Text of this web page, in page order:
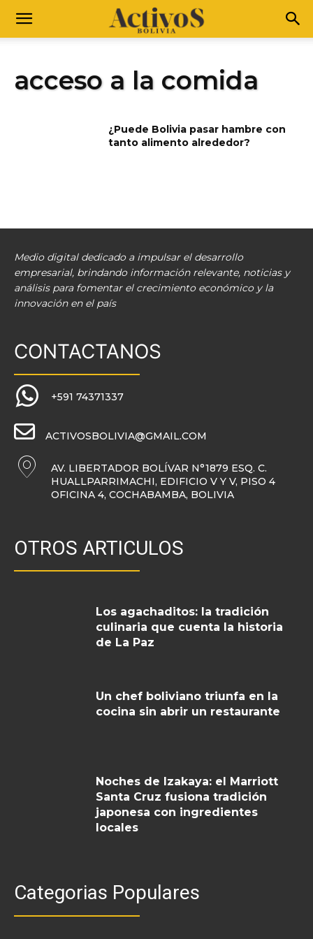
acceso a la comida
¿Puede Bolivia pasar hambre con
tanto alimento alrededor?
Medio digital dedicado a impulsar el desarrollo
empresarial, brindando información relevante, noticias y
análisis para fomentar el crecimiento económico y la
innovación en el país
CONTACTANOS
+591 74371337
ACTIVOSBOLIVIA@GMAIL.COM
AV. LIBERTADOR BOLÍVAR N°1879 ESQ. C.
HUALLPARRIMACHI, EDIFICIO V Y V, PISO 4
OFICINA 4, COCHABAMBA, BOLIVIA
OTROS ARTICULOS
Los agachaditos: la tradición
culinaria que cuenta la historia
de La Paz
Un chef boliviano triunfa en la
cocina sin abrir un restaurante
Noches de Izakaya: el Marriott
Santa Cruz fusiona tradición
japonesa con ingredientes
locales
Categorias Populares